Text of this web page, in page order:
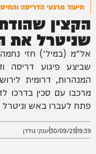
תיעוד מרגעי הדריסה
הקצין
שניטרל את
אל"מ (במיל') חזי
שביצע פיגוע דריסה
המנהרות, דרומית
מרכבו עם סכין בדרכו
פתח לעברו באש וניטרל
19:39
30/09/25יענקי גולדן